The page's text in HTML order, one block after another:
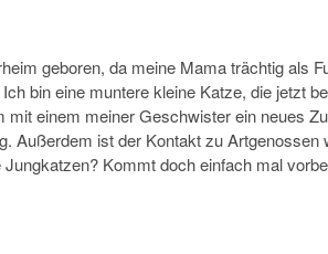
geboren, da meine Mama trächtig als
bin eine muntere kleine Katze, die jetzt
einem meiner Geschwister ein neues
Außerdem ist der Kontakt zu
Kommt doch einfach mal